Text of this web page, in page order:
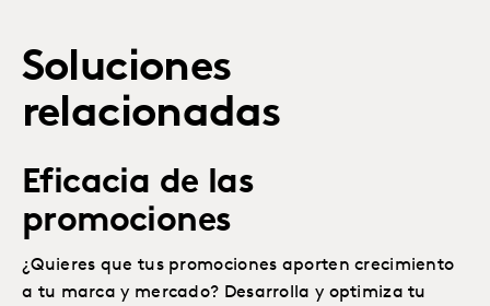
Soluciones
relacionadas
Eficacia de las
promociones
¿Quieres que tus promociones aporten crecimiento
a tu marca y mercado? Desarrolla y optimiza tu